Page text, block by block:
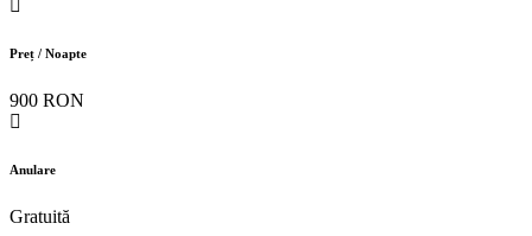
Preț / Noapte
900 RON
Anulare
Gratuită